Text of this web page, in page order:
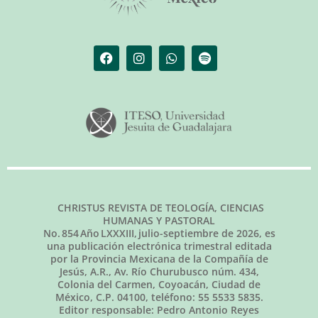
CHRISTUS REVISTA DE TEOLOGÍA, CIENCIAS
HUMANAS Y PASTORAL
No.854Año LXXXIII, julio-septiembre de 2026, es
una publicación electrónica trimestral editada
por la Provincia Mexicana de la Compañía de
Jesús, A.R., Av. Río Churubusco núm. 434,
Colonia del Carmen, Coyoacán, Ciudad de
México, C.P. 04100, teléfono: 55 5533 5835.
Editor responsable: Pedro Antonio Reyes